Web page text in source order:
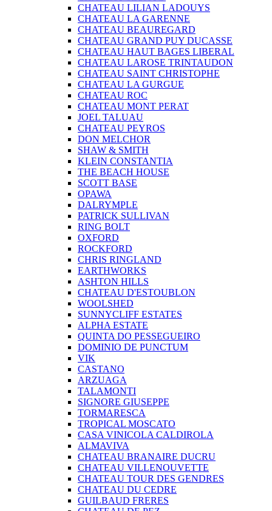
CHATEAU LILIAN LADOUYS
CHATEAU LA GARENNE
CHATEAU BEAUREGARD
CHATEAU GRAND PUY DUCASSE
CHATEAU HAUT BAGES LIBERAL
CHATEAU LAROSE TRINTAUDON
CHATEAU SAINT CHRISTOPHE
CHATEAU LA GURGUE
CHATEAU ROC
CHATEAU MONT PERAT
JOEL TALUAU
CHATEAU PEYROS
DON MELCHOR
SHAW & SMITH
KLEIN CONSTANTIA
THE BEACH HOUSE
SCOTT BASE
OPAWA
DALRYMPLE
PATRICK SULLIVAN
RING BOLT
OXFORD
ROCKFORD
CHRIS RINGLAND
EARTHWORKS
ASHTON HILLS
CHATEAU D'ESTOUBLON
WOOLSHED
SUNNYCLIFF ESTATES
ALPHA ESTATE
QUINTA DO PESSEGUEIRO
DOMINIO DE PUNCTUM
VIK
CASTANO
ARZUAGA
TALAMONTI
SIGNORE GIUSEPPE
TORMARESCA
TROPICAL MOSCATO
CASA VINICOLA CALDIROLA
ALMAVIVA
CHATEAU BRANAIRE DUCRU
CHATEAU VILLENOUVETTE
CHATEAU TOUR DES GENDRES
CHATEAU DU CEDRE
GUILBAUD FRERES